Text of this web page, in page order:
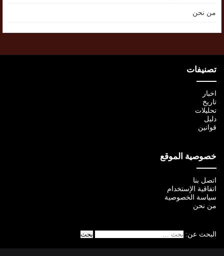
من نحن
تصنيفات
اخبار
تاريخ
تحليلات
دليل
قوانين
خصوصية الموقع
اتصل بنا
اتفاقية الإستخدام
سياسة الخصوصية
من نحن
البحث عن: